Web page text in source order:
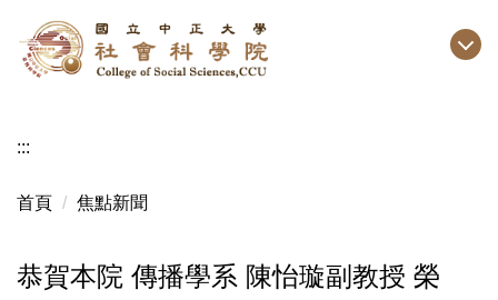
到
主
容
:::
首頁 焦點新聞
恭賀本院 傳播學系 陳怡璇副教授 榮